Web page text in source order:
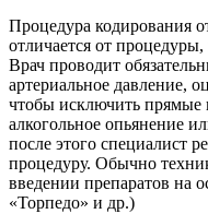
Процедура кодирования
отличается от
Врач проводит
артериальное давление,
чтобы исключить прямые
алкогольное опьянение
после этого специалист
процедуру. Обычно
введении препаратов на
«Торпедо» и др.)